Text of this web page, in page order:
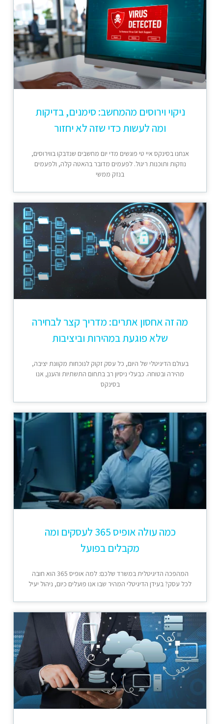
ניקוי וירוסים מהמחשב: סימנים, בדיקות
ומה לעשות כדי שזה לא יחזור
אנחנו בסינקס איי טי פוגשים מדי יום מחשבים שנדבקו בווירוסים,
נוזקות ותוכנות ריגול. לפעמים מדובר בהאטה קלה, ולפעמים
בנזק ממשי
מה זה אחסון אתרים: מדריך קצר לבחירה
שלא פוגעת במהירות וביציבות
בעולם הדיגיטלי של היום, כל עסק זקוק לנוכחות מקוונת יציבה,
מהירה ובטוחה. כבעלי ניסיון רב בתחום התשתיות והענן, אנו
בסינקס
כמה עולה אופיס 365 לעסקים ומה
מקבלים בפועל
המהפכה הדיגיטלית במשרד שלכם: למה אופיס 365 הוא חובה
לכל עסק? בעידן הדיגיטלי המהיר שבו אנו פועלים כיום, ניהול יעיל